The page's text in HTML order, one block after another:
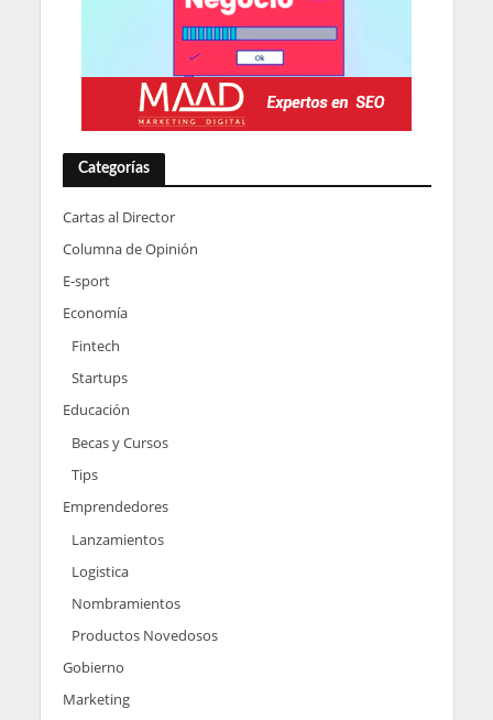
Categorías
Cartas al Director
Columna de Opinión
E-sport
Economía
Fintech
Startups
Educación
Becas y Cursos
Tips
Emprendedores
Lanzamientos
Logistica
Nombramientos
Productos Novedosos
Gobierno
Marketing